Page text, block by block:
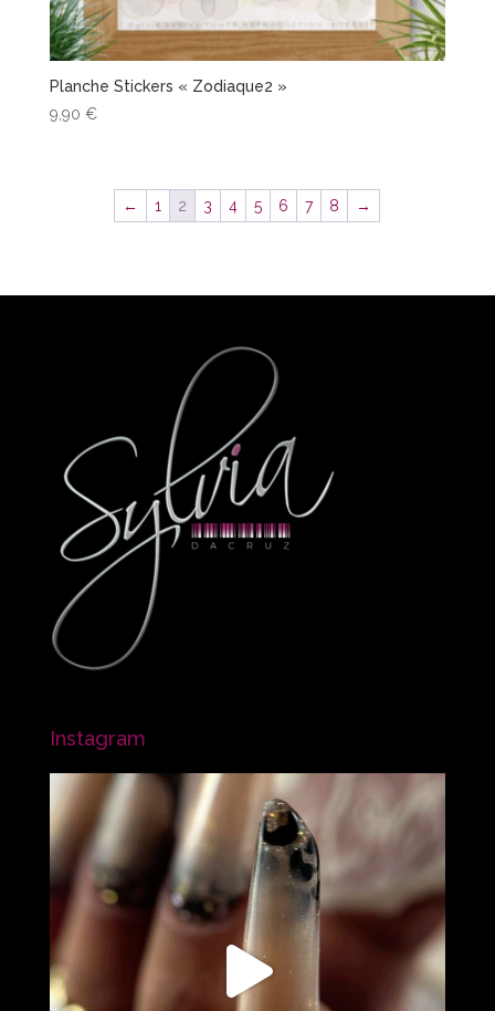
Planche Stickers « Zodiaque2 »
9,90 €
← 1 2 3 4 5 6 7 8 →
Instagram